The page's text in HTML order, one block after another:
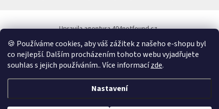
🍪 Používáme cookies, aby váš zážitek z našeho e-shopu byl
co nejlepší. Dalším procházením tohoto webu vyjadřujete
souhlas s jejich používáním.. Více informacízde.
Nastavení
Upravila agentura 404notfound.cz
Katalog filamentů ERYONE pro ČR
Vytvořil Shoptet &